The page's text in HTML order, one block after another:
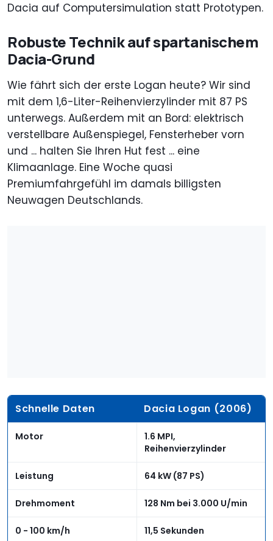
Dacia auf Computersimulation statt Prototypen.
Robuste Technik auf spartanischem
Dacia-Grund
Wie fährt sich der erste Logan heute? Wir sind
mit dem 1,6-Liter-Reihenvierzylinder mit 87 PS
unterwegs. Außerdem mit an Bord: elektrisch
verstellbare Außenspiegel, Fensterheber vorn
und ... halten Sie Ihren Hut fest ... eine
Klimaanlage. Eine Woche quasi
Premiumfahrgefühl im damals billigsten
Neuwagen Deutschlands.
Schnelle Daten Dacia Logan (2006)
Motor
1.6 MPI,
Reihenvierzylinder
Leistung 64 kW (87 PS)
Drehmoment 128 Nm bei 3.000 U/min
0 - 100 km/h 11,5 Sekunden